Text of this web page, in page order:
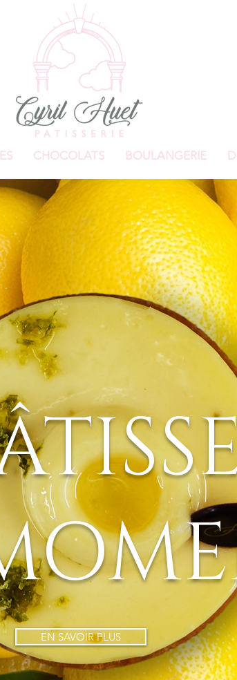
CHOCOLATS BOULANGERIE
EN SAVOIR PLUS